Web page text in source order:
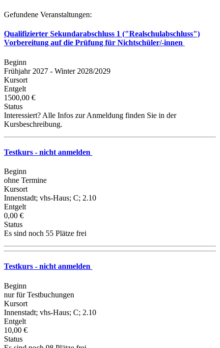
Gefundene Veranstaltungen:
Qualifizierter Sekundarabschluss 1 ("Realschulabschluss")
Vorbereitung auf die Prüfung für Nichtschüler/-innen
Beginn
Frühjahr 2027 - Winter 2028/2029
Kursort
Entgelt
1500,00 €
Status
Interessiert? Alle Infos zur Anmeldung finden Sie in der
Kursbeschreibung.
Testkurs - nicht anmelden
Beginn
ohne Termine
Kursort
Innenstadt; vhs-Haus; C; 2.10
Entgelt
0,00 €
Status
Es sind noch 55 Plätze frei
Testkurs - nicht anmelden
Beginn
nur für Testbuchungen
Kursort
Innenstadt; vhs-Haus; C; 2.10
Entgelt
10,00 €
Status